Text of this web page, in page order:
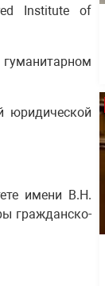
Institute of
юридической
имени В.Н.
гражданско-